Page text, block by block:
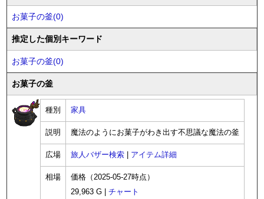
お菓子の釜(0)
推定した個別キーワード
お菓子の釜(0)
お菓子の釜
種別 家具
説明 魔法のようにお菓子がわき出す不思議な魔法の釜
広場 旅人バザー検索 アイテム詳細
相場
価格（2025-05-27時点）
29,963 G | チャート